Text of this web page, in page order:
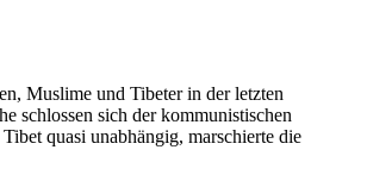
Muslime und Tibeter in der letzten
schlossen sich der kommunistischen
quasi unabhängig, marschierte die